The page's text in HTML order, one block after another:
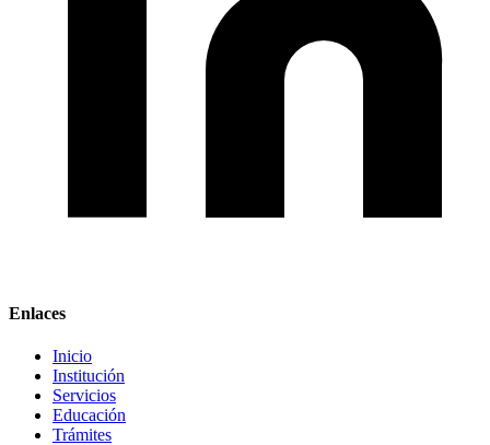
Enlaces
Inicio
Institución
Servicios
Educación
Trámites